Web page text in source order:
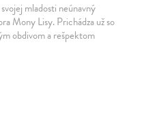
mladosti neúnavný
Mony Lisy. Prichádza už so
obdivom a rešpektom